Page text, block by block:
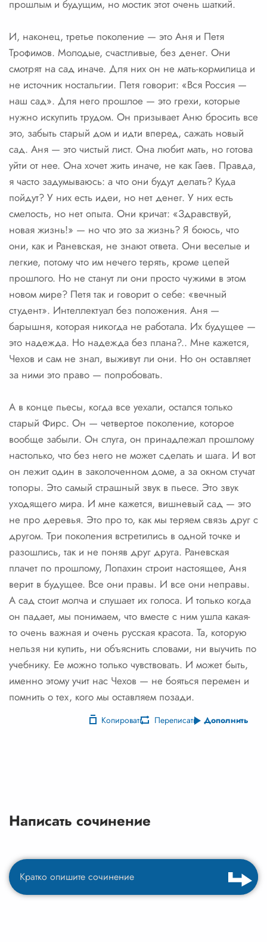
прошлым и будущим, но мостик этот очень шаткий.
И, наконец, третье поколение — это Аня и Петя
Трофимов. Молодые, счастливые, без денег. Они
смотрят на сад иначе. Для них он не мать-кормилица и
не источник ностальгии. Петя говорит: «Вся Россия —
наш сад». Для него прошлое — это грехи, которые
нужно искупить трудом. Он призывает Аню бросить все
это, забыть старый дом и идти вперед, сажать новый
сад. Аня — это чистый лист. Она любит мать, но готова
уйти от нее. Она хочет жить иначе, не как Гаев. Правда,
я часто задумываюсь: а что они будут делать? Куда
пойдут? У них есть идеи, но нет денег. У них есть
смелость, но нет опыта. Они кричат: «Здравствуй,
новая жизнь!» — но что это за жизнь? Я боюсь, что
они, как и Раневская, не знают ответа. Они веселые и
легкие, потому что им нечего терять, кроме цепей
прошлого. Но не станут ли они просто чужими в этом
новом мире? Петя так и говорит о себе: «вечный
студент». Интеллектуал без положения. Аня —
барышня, которая никогда не работала. Их будущее —
это надежда. Но надежда без плана?.. Мне кажется,
Чехов и сам не знал, выживут ли они. Но он оставляет
за ними это право — попробовать.
А в конце пьесы, когда все уехали, остался только
старый Фирс. Он — четвертое поколение, которое
вообще забыли. Он слуга, он принадлежал прошлому
настолько, что без него не может сделать и шага. И вот
он лежит один в заколоченном доме, а за окном стучат
топоры. Это самый страшный звук в пьесе. Это звук
уходящего мира. И мне кажется, вишневый сад — это
не про деревья. Это про то, как мы теряем связь друг с
другом. Три поколения встретились в одной точке и
разошлись, так и не поняв друг друга. Раневская
плачет по прошлому, Лопахин строит настоящее, Аня
верит в будущее. Все они правы. И все они неправы.
А сад стоит молча и слушает их голоса. И только когда
он падает, мы понимаем, что вместе с ним ушла какая-
то очень важная и очень русская красота. Та, которую
нельзя ни купить, ни объяснить словами, ни выучить по
учебнику. Ее можно только чувствовать. И может быть,
именно этому учит нас Чехов — не бояться перемен и
помнить о тех, кого мы оставляем позади.
Копировать Переписать Дополнить
Написать сочинение